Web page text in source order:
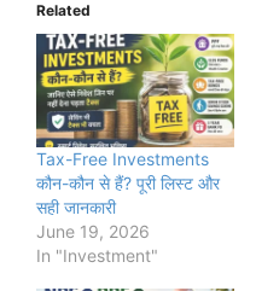
Related
Tax-Free Investments
कौन-कौन से हैं? पूरी लिस्ट और
सही जानकारी
June 19, 2026
In "Investment"